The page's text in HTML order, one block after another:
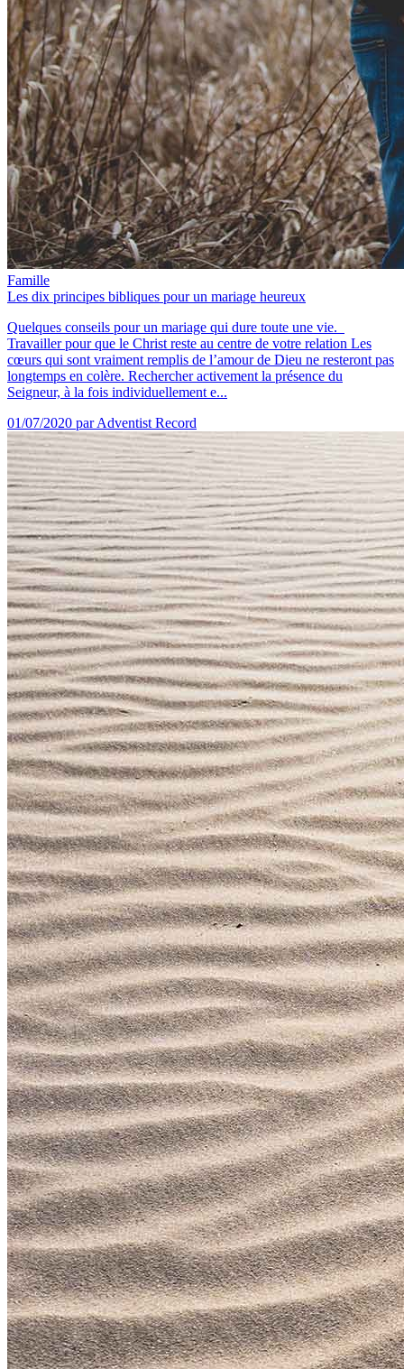
Famille
Les dix principes bibliques pour un mariage heureux
Quelques conseils pour un mariage qui dure toute une vie.
Travailler pour que le Christ reste au centre de votre relation Les
cœurs qui sont vraiment remplis de l’amour de Dieu ne resteront pas
longtemps en colère. Rechercher activement la présence du
Seigneur, à la fois individuellement e...
01/07/2020 par Adventist Record